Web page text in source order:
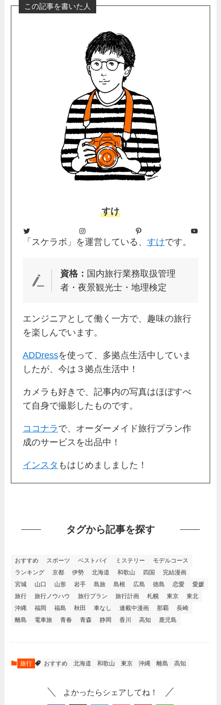
この記事を書いた人
すけ
Twitter Instagram Pinterest YouTube
「スケラボ」を運営している、 すけです。
資格： 国内旅行業務取扱管理
者・夜景観光士・地理検定
エンジニアとして働く一方で、趣味の旅行
を楽しんでいます。
ADDressを使って、多拠点生活中していま
したが、今は３拠点生活中！
カメラも好きで、記事内の写真はほぼすべ
て自身で撮影したものです。
ココナラ で、オーダーメイド旅行プラン作
成のサービスを出品中！
インスタ もはじめましました！
タグから記事を探す
おすすめ スポーツ ベストバイ ミステリー
モデルコース
ランキング
京都 伊勢 北海道 和歌山 四国
完結漫画
宮城
山口 山形 岩手 島旅 島根 広島 徳島 恋愛
愛媛
旅行
旅行ノウハウ 旅行プラン 旅行計画 札幌 東京
東北
沖縄
福岡 福島 秋田 車なし 連載中漫画 那覇
長崎
離島
電車旅 青春 青森 静岡 香川 高知 鹿児島
旅行 おすすめ 北海道 和歌山 東京 沖縄 離島 高知
よかったらシェアしてね！